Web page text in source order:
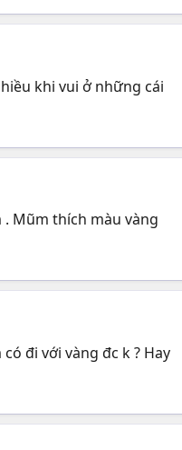
khi vui ở những cái
Mũm thích màu vàng
đi với vàng đc k ? Hay